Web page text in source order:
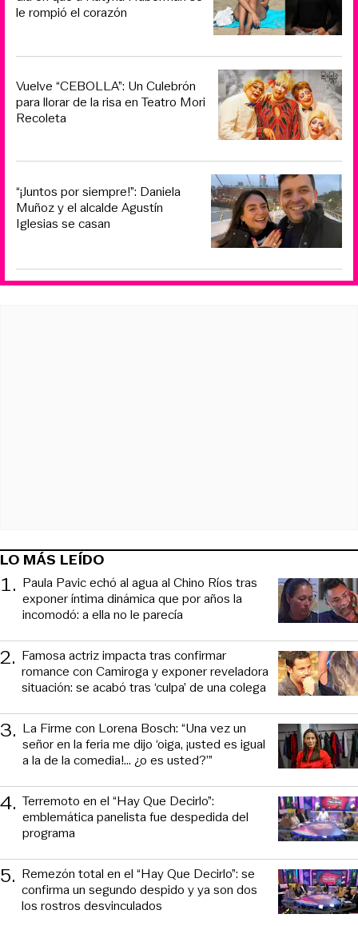
le rompió el corazón
Vuelve “CEBOLLA”: Un Culebrón
para llorar de la risa en Teatro Mori
Recoleta
“¡Juntos por siempre!”: Daniela
Muñoz y el alcalde Agustín
Iglesias se casan
LO MÁS LEÍDO
1. Paula Pavic echó al agua al Chino Ríos tras
exponer íntima dinámica que por años la
incomodó: a ella no le parecía
2. Famosa actriz impacta tras confirmar
romance con Camiroga y exponer reveladora
situación: se acabó tras ‘culpa’ de una colega
3. La Firme con Lorena Bosch: “Una vez un
señor en la feria me dijo ‘oiga, ¡usted es igual
a la de la comedia!... ¿o es usted?’”
4. Terremoto en el “Hay Que Decirlo”:
emblemática panelista fue despedida del
programa
5. Remezón total en el “Hay Que Decirlo”: se
confirma un segundo despido y ya son dos
los rostros desvinculados